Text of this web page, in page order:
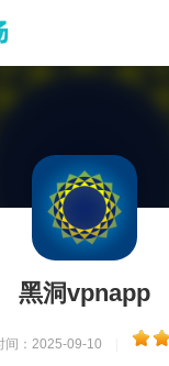
黑洞vpnapp
间：2025-09-10